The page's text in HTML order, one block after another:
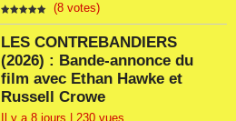
(8 votes)
LES CONTREBANDIERS
(2026) : Bande-annonce du
film avec Ethan Hawke et
Russell Crowe
Il y a 8 jours | 230 vues